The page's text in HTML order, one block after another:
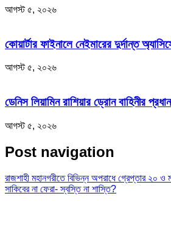
আগস্ট ৫, ২০২৬
কোয়ার্টার ফাইনালে নেইমারের দুর্দান্ত
আগস্ট ৫, ২০২৬
ডেনিস লিয়ামিন রাশিয়ার ড্রোন বাহিনীর
আগস্ট ৫, ২০২৬
Post navigation
রাজশাহী মহানগরীতে বিভিন্ন অপরাধে গ্রেপ্তার ২০ ও
সাকিবের না ফেরা- স্বস্তি না শাস্তি?